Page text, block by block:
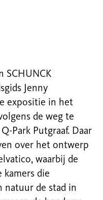
SCHUNCK
Jenny
expositie in het
de weg te
Park Putgraaf. Daar
over het ontwerp
waarbij de
kamers die
natuur de stad in